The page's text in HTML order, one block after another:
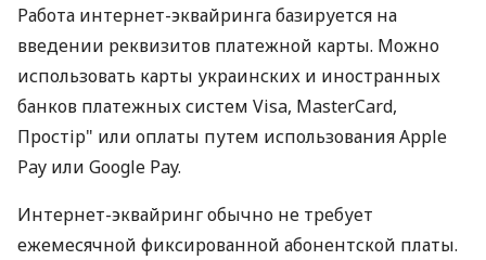
Работа интернет-эквайринга базируется на
введении реквизитов платежной карты. Можно
использовать карты украинских и иностранных
банков платежных систем Visa, MasterCard,
Простір" или оплаты путем использования Apple
Pay или Google Pay.
Интернет-эквайринг обычно не требует
ежемесячной фиксированной абонентской платы.